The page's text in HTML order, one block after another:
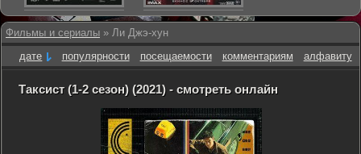
Фильмы и сериалы » Ли Джэ-хун
дате
популярности посещаемости комментариям алфавиту
Таксист (1-2 сезон) (2021) - смотреть онлайн